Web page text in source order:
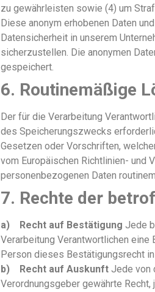
zu gewährleisten sowie (4) um
Diese anonym erhobenen Daten
Datensicherheit in unserem
sicherzustellen. Die anonymen
gespeichert.
6. Routinemäßige
Der für die Verarbeitung
des Speicherungszwecks
Gesetzen oder Vorschriften,
vom Europäischen Richtlinien- und
personenbezogenen Daten
7. Rechte der
a) Recht auf Bestätigung Jede
Verarbeitung Verantwortlichen
Person dieses Bestätigungsrecht
b) Recht auf Auskunft Jede von
Verordnungsgeber gewährte